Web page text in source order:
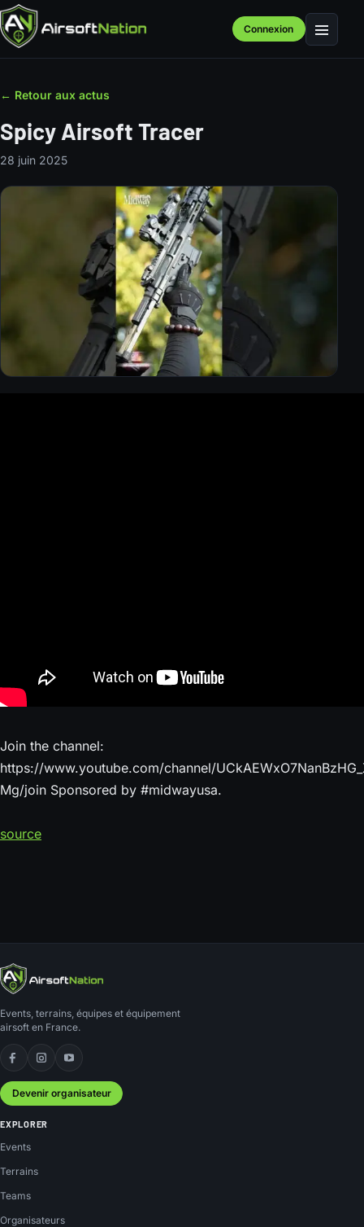
Connexion Menu
← Retour aux actus
Spicy Airsoft Tracer
28 juin 2025
Join the channel:
https://www.youtube.com/channel/
Mg/join Sponsored by #midwayusa.
source
Events, terrains, équipes et équipement
airsoft en France.
Facebook
Instagram
YouTube
Devenir organisateur
EXPLORER
Events
Terrains
Teams
Organisateurs